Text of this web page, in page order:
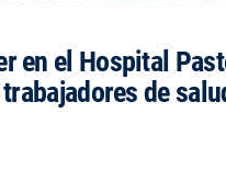
en el Hospital
de